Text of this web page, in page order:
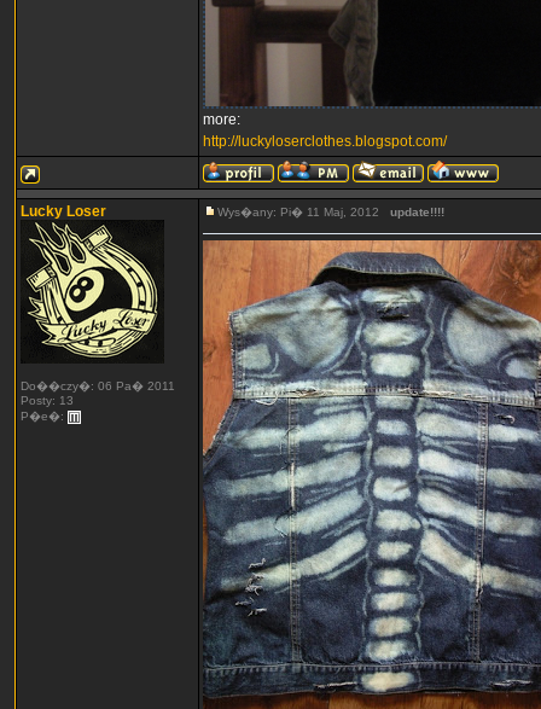
more:
http://luckyloserclothes.blogspot.com/
Lucky Loser
Do��czy�: 06 Pa� 2011
Posty: 13
P�e�:
Wys�any: Pi� 11 Maj, 2012 update!!!!